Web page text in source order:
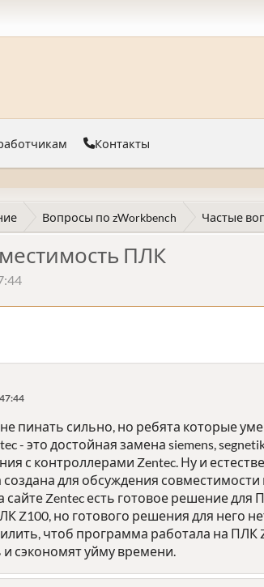
Контакты
Вопросы по zWorkbench Частые
ПЛК
пинать сильно, но ребята которые
- это достойная замена siemens,
с контроллерами Zentec. Ну и
для обсуждения
сайте Zentec есть готовое решение
Z100, но готового решения для него
чтоб программа работала на
сэкономят уйму времени.